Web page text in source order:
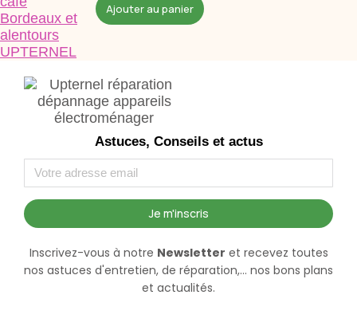
Ajouter au panier
Astuces, Conseils et actus
Je m'inscris
Inscrivez-vous à notre Newsletter et recevez toutes
nos astuces d'entretien, de réparation,... nos bons plans
et actualités.